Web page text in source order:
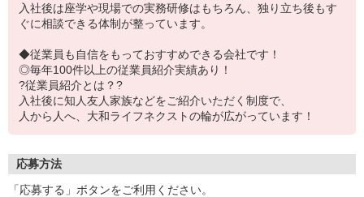
入社後は座学や現場での実務研修はもちろん、独り立ち後もす
ぐに相談できる体制が整っています。
◆従業員も自信をもっておすすめできる会社です！
◎毎年100件以上の従業員紹介実績あり！
?従業員紹介とは？?
入社後に知人友人家族などをご紹介いただく制度で、
人から人へ、大和ライフネクストの輪が広がっています！
応募方法
「応募する」ボタンをご利用ください。